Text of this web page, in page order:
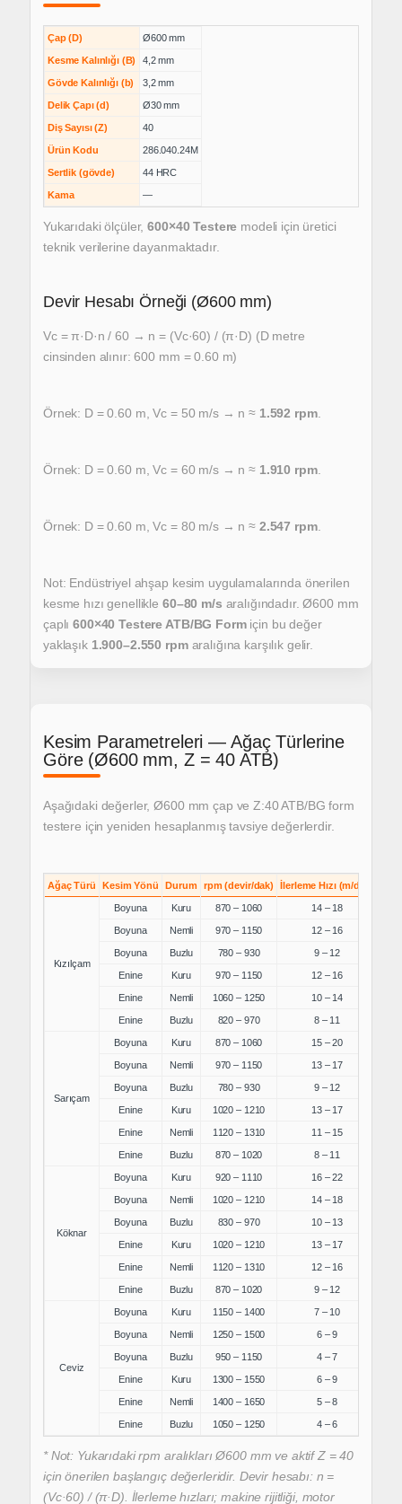
Çap (D) Ø600 mm
Kesme Kalınlığı (B) 4,2 mm
Gövde Kalınlığı (b) 3,2 mm
Delik Çapı (d) Ø30 mm
Diş Sayısı (Z) 40
Ürün Kodu 286.040.24M
Sertlik (gövde) 44 HRC
Kama —
Yukarıdaki ölçüler,600×40 Testere modeli için üretici
teknik verilerine dayanmaktadır.
Devir Hesabı Örneği (Ø600 mm)
Vc = π·D·n / 60 → n = (Vc·60) / (π·D) (D metre
cinsinden alınır: 600 mm = 0.60 m)
Örnek: D = 0.60 m, Vc = 50 m/s → n ≈ 1.592 rpm.
Örnek: D = 0.60 m, Vc = 60 m/s → n ≈ 1.910 rpm.
Örnek: D = 0.60 m, Vc = 80 m/s → n ≈ 2.547 rpm.
Not: Endüstriyel ahşap kesim uygulamalarında önerilen
kesme hızı genellikle 60–80 m/s aralığındadır. Ø600 mm
çaplı600×40 Testere ATB/BG Formiçin bu değer
yaklaşık 1.900–2.550 rpmaralığına karşılık gelir.
Kesim Parametreleri — Ağaç Türlerine
Göre (Ø600 mm, Z = 40 ATB)
Aşağıdaki değerler, Ø600 mm çap ve Z:40 ATB/BG form
testere için yeniden hesaplanmış tavsiye değerlerdir.
Ağaç Türü Kesim Yönü Durum rpm (devir/dak) İlerleme Hızı (m/dak)
Kızılçam
Boyuna Kuru 870 – 1060 14 – 18
Boyuna Nemli 970 – 1150 12 – 16
Boyuna Buzlu 780 – 930 9 – 12
Enine Kuru 970 – 1150 12 – 16
Enine Nemli 1060 – 1250 10 – 14
Enine Buzlu 820 – 970 8 – 11
Sarıçam
Boyuna Kuru 870 – 1060 15 – 20
Boyuna Nemli 970 – 1150 13 – 17
Boyuna Buzlu 780 – 930 9 – 12
Enine Kuru 1020 – 1210 13 – 17
Enine Nemli 1120 – 1310 11 – 15
Enine Buzlu 870 – 1020 8 – 11
Köknar
Boyuna Kuru 920 – 1110 16 – 22
Boyuna Nemli 1020 – 1210 14 – 18
Boyuna Buzlu 830 – 970 10 – 13
Enine Kuru 1020 – 1210 13 – 17
Enine Nemli 1120 – 1310 12 – 16
Enine Buzlu 870 – 1020 9 – 12
Ceviz
Boyuna Kuru 1150 – 1400 7 – 10
Boyuna Nemli 1250 – 1500 6 – 9
Boyuna Buzlu 950 – 1150 4 – 7
Enine Kuru 1300 – 1550 6 – 9
Enine Nemli 1400 – 1650 5 – 8
Enine Buzlu 1050 – 1250 4 – 6
* Not: Yukarıdaki rpm aralıkları Ø600 mm ve aktif Z = 40
için önerilen başlangıç değerleridir. Devir hesabı: n =
(Vc·60) / (π·D).
İlerleme hızları; makine rijitliği, motor